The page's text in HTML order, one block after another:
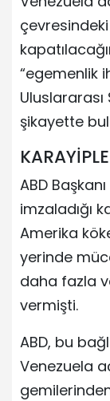
“egemenlik
Uluslararası
şikayette
ABD
imzaladığı
Amerika
yerinde
daha fazla
vermişti.
ABD, bu
Venezuela